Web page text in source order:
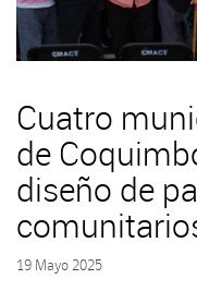
Cuatro
de
diseño de
19 Mayo 2025